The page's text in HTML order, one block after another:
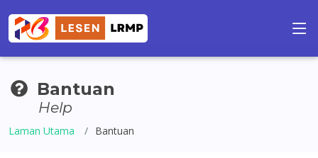
Bantuan
Help
Laman Utama Bantuan